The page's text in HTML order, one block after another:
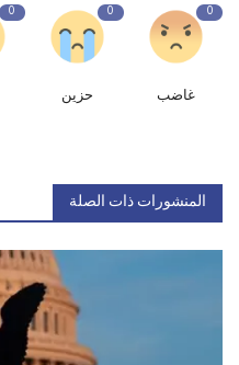
0
غاضب
0
حزين
0
المنشورات ذات الصلة